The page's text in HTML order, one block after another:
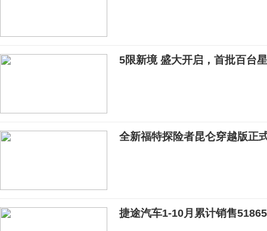
5限新境 盛大开启，首批百台
全新福特探险者昆仑穿越版正
捷途汽车1-10月累计销售51865